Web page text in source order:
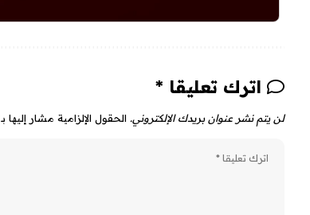
اترك تعليقا *
لن يتم نشر عنوان بريدك الإلكتروني. الحقول الإلزامية مشار إليها بـ